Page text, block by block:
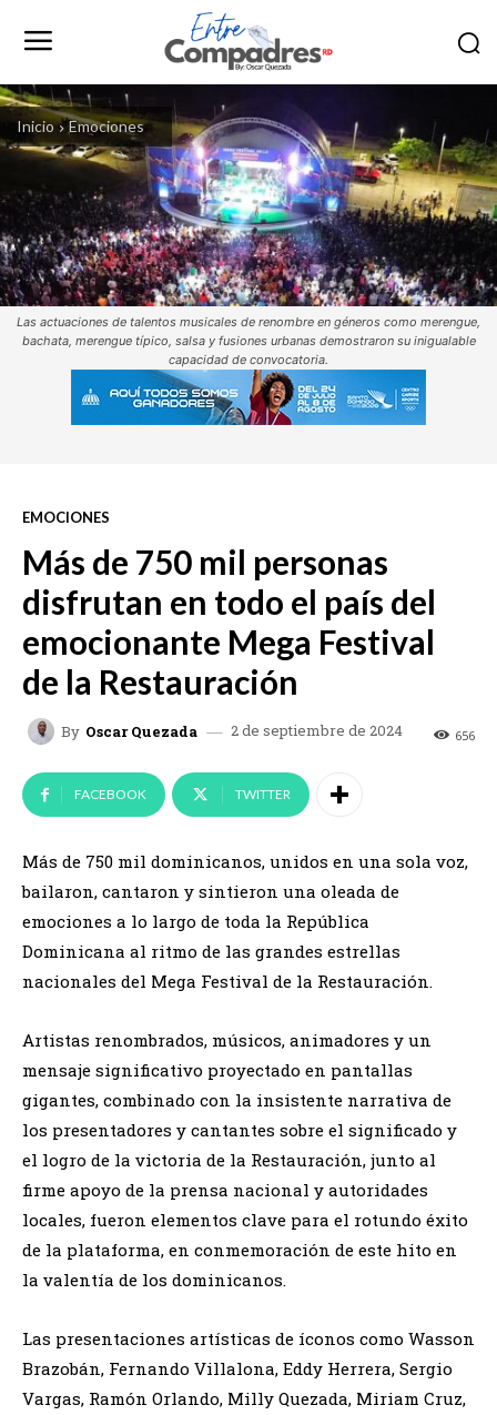
Inicio Emociones
Las actuaciones de talentos musicales de renombre en géneros como merengue,
bachata, merengue típico, salsa y fusiones urbanas demostraron su inigualable
capacidad de convocatoria.
EMOCIONES
Más de 750 mil personas
disfrutan en todo el país del
emocionante Mega Festival
de la Restauración
By Oscar Quezada 2 de septiembre de 2024 656
FACEBOOK TWITTER
Más de 750 mil dominicanos, unidos en una sola voz,
bailaron, cantaron y sintieron una oleada de
emociones a lo largo de toda la República
Dominicana al ritmo de las grandes estrellas
nacionales del Mega Festival de la Restauración.
Artistas renombrados, músicos, animadores y un
mensaje significativo proyectado en pantallas
gigantes, combinado con la insistente narrativa de
los presentadores y cantantes sobre el significado y
el logro de la victoria de la Restauración, junto al
firme apoyo de la prensa nacional y autoridades
locales, fueron elementos clave para el rotundo éxito
de la plataforma, en conmemoración de este hito en
la valentía de los dominicanos.
Las presentaciones artísticas de íconos como Wasson
Brazobán, Fernando Villalona, Eddy Herrera, Sergio
Vargas, Ramón Orlando, Milly Quezada, Miriam Cruz,